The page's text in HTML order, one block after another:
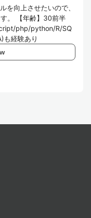
を向上させたいので、
。 【年齢】30前半
php/python/R/SQ
も経験あり